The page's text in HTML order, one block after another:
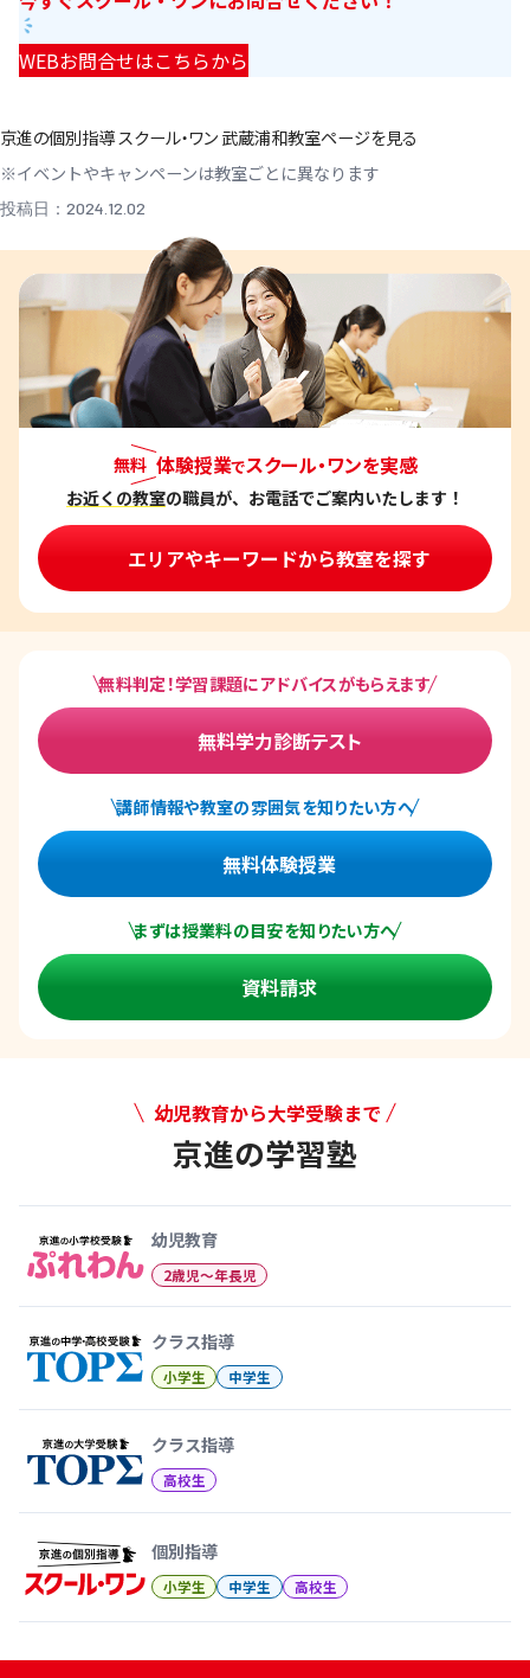
WEBお問合せはこちらから
京進の個別指導 スクール・ワン 武蔵浦和教室ページを見る
※イベントやキャンペーンは教室ごとに異なります
投稿日：2024.12.02
無料 体験授業でスクール・ワンを実感
お近くの教室の職員が、お電話でご案内いたします！
エリアやキーワードから教室を探す
無料判定！学習課題にアドバイスがもらえます
無料学力診断テスト
講師情報や教室の雰囲気を知りたい方へ
無料体験授業
まずは授業料の目安を知りたい方へ
資料請求
幼児教育から大学受験まで
京進の学習塾
幼児教育
2歳児〜年長児
クラス指導
小学生 中学生
クラス指導
高校生
個別指導
小学生 中学生 高校生